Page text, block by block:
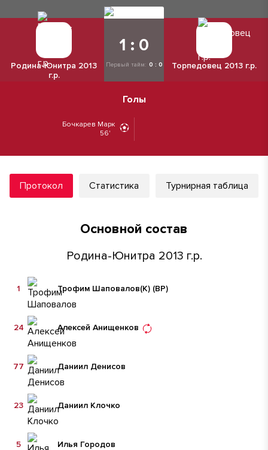
Родина-Юнитра 2013
г.р.
1 : 0
Первый тайм: 0 : 0 Торпедовец 2013 г.р.
Голы
Бочкарев Марк
56'
Протокол Статистика Турнирная таблица
Основной состав
Родина-Юнитра 2013 г.р.
Трофим Шаповалов(К) (ВР)
1
Алексей Анищенков
24
Даниил Денисов
77
Даниил Клочко
23
Илья Городов
5